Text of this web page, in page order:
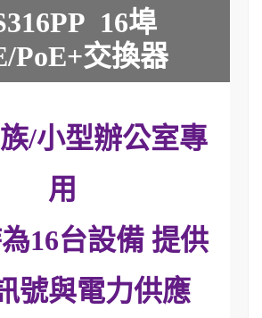
16埠
PoE+交換器
/小型辦公室專
用
16台設備 提供
號與電力供應